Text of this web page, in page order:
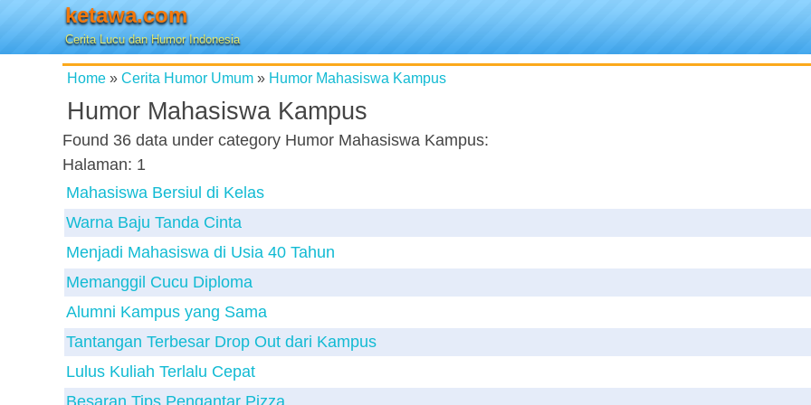
ketawa.com
Cerita Lucu dan Humor Indonesia
Home » Cerita Humor Umum » Humor Mahasiswa Kampus
Humor Mahasiswa Kampus
Found 36 data under category Humor Mahasiswa Kampus:
Halaman: 1
Mahasiswa Bersiul di Kelas
Warna Baju Tanda Cinta
Menjadi Mahasiswa di Usia 40 Tahun
Memanggil Cucu Diploma
Alumni Kampus yang Sama
Tantangan Terbesar Drop Out dari Kampus
Lulus Kuliah Terlalu Cepat
Besaran Tips Pengantar Pizza